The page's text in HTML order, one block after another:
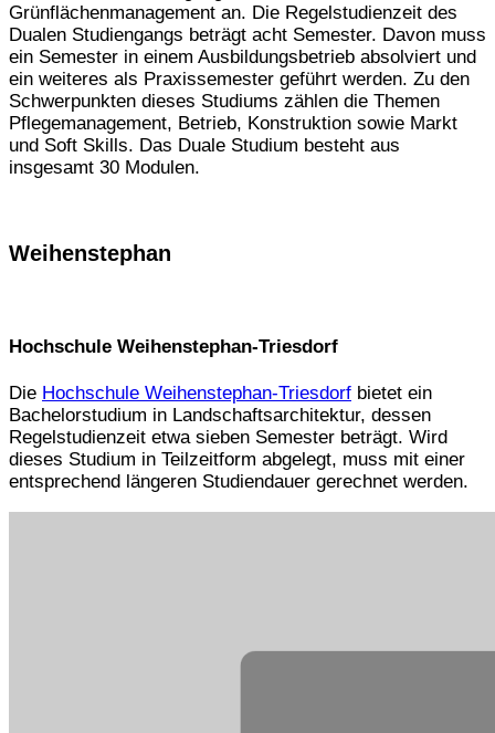
Grünflächenmanagement an. Die Regelstudienzeit des
Dualen Studiengangs beträgt acht Semester. Davon muss
ein Semester in einem Ausbildungsbetrieb absolviert und
ein weiteres als Praxissemester geführt werden. Zu den
Schwerpunkten dieses Studiums zählen die Themen
Pflegemanagement, Betrieb, Konstruktion sowie Markt
und Soft Skills. Das Duale Studium besteht aus
insgesamt 30 Modulen.
Weihenstephan
Hochschule Weihenstephan-Triesdorf
Die Hochschule Weihenstephan-Triesdorf bietet ein
Bachelorstudium in Landschaftsarchitektur, dessen
Regelstudienzeit etwa sieben Semester beträgt. Wird
dieses Studium in Teilzeitform abgelegt, muss mit einer
entsprechend längeren Studiendauer gerechnet werden.